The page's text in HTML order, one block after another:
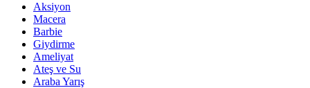
Aksiyon
Macera
Barbie
Giydirme
Ameliyat
Ateş ve Su
Araba Yarış